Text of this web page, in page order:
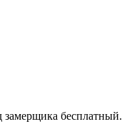
замерщика бесплатный.